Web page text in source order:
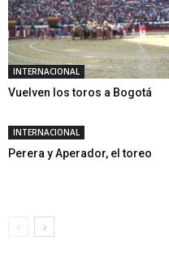
INTERNACIONAL
Vuelven los toros a Bogotá
INTERNACIONAL
Perera y Aperador, el toreo